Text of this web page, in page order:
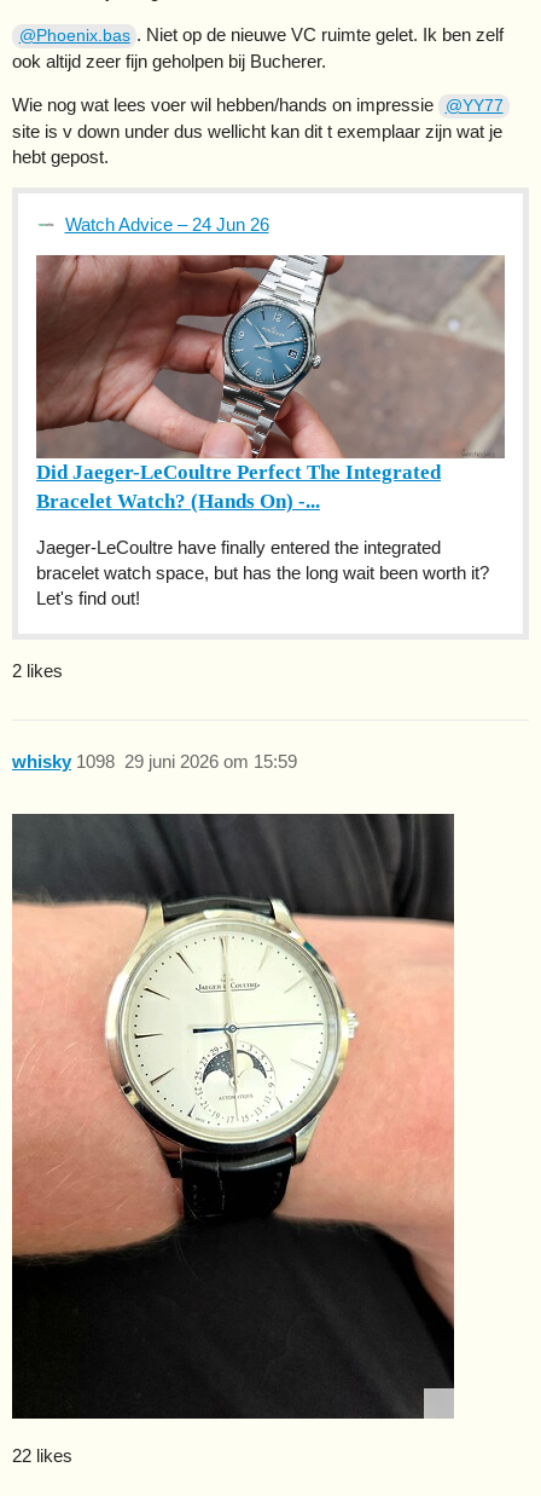
@Phoenix.bas . Niet op de nieuwe VC ruimte gelet. Ik ben zelf
ook altijd zeer fijn geholpen bij Bucherer.
Wie nog wat lees voer wil hebben/hands on impressie @YY77
site is v down under dus wellicht kan dit t exemplaar zijn wat je
hebt gepost.
Watch Advice – 24 Jun 26
Did Jaeger-LeCoultre Perfect The Integrated
Bracelet Watch? (Hands On) -...
Jaeger-LeCoultre have finally entered the integrated
bracelet watch space, but has the long wait been worth it?
Let's find out!
2 likes
whisky 29 juni 2026 om 15:59
1098
22 likes